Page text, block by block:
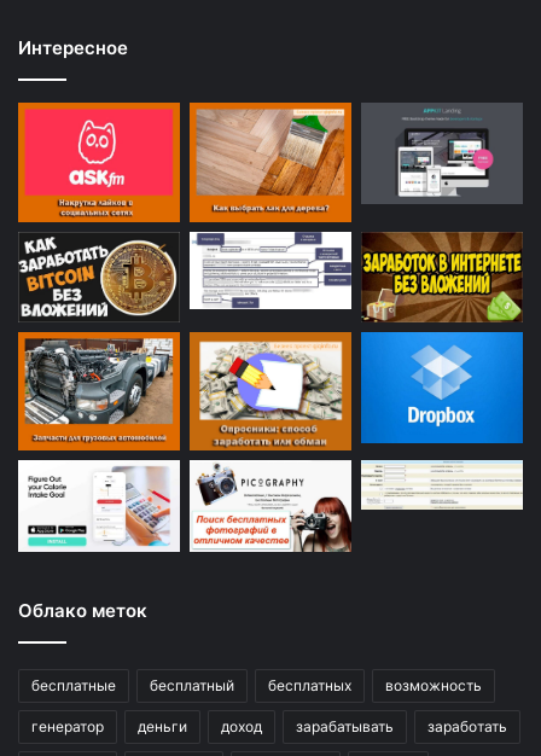
Интересное
Облако меток
бесплатные бесплатный бесплатных возможность
генератор деньги доход зарабатывать заработать